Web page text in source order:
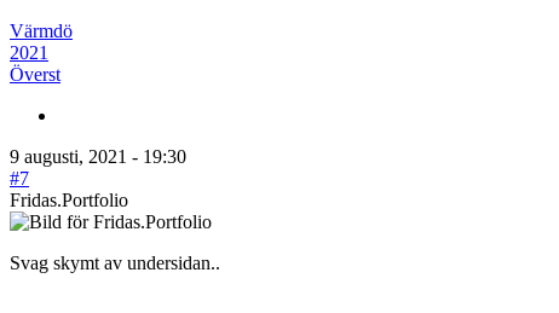
Värmdö
2021
Överst
9 augusti, 2021 - 19:30
#7
Fridas.Portfolio
Svag skymt av undersidan..